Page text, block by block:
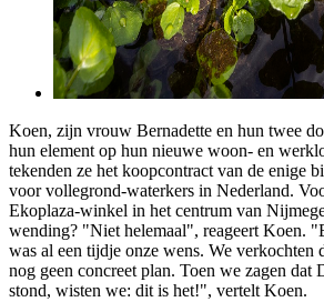
Koen, zijn vrouw Bernadette en hun twee
hun element op hun nieuwe woon- en
tekenden ze het koopcontract van de enige
voor vollegrond-waterkers in Nederland.
Ekoplaza-winkel in het centrum van
wending? "Niet helemaal", reageert Koen.
was al een tijdje onze wens. We verkochten
nog geen concreet plan. Toen we zagen dat
stond, wisten we: dit is het!", vertelt Koen.